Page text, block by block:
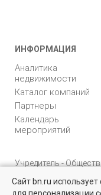
ИНФОРМАЦИЯ
Аналитика
недвижимости
Каталог компаний
Партнеры
Календарь
мероприятий
Учредитель -
ответственностью
"Управляющая
Сайт bn.ru